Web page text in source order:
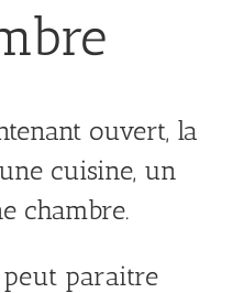
ouvert, la
cuisine, un
chambre.
paraitre